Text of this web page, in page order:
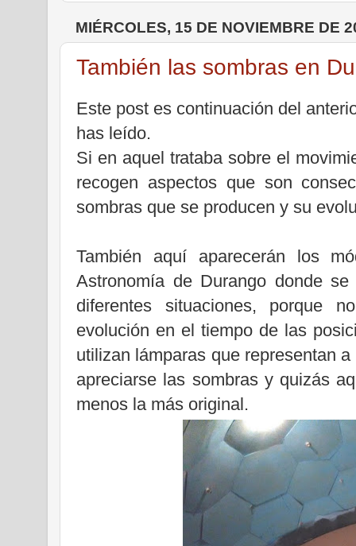
MIÉRCOLES, 15 DE NOVIEMBRE DE
También las sombras en
Este post es continuación del
has leído.
Si en aquel trataba sobre el
recogen aspectos que son
sombras que se producen y su
También aquí aparecerán los
Astronomía de Durango donde
diferentes situaciones, porque
evolución en el tiempo de las
utilizan lámparas que representan
apreciarse las sombras y quizás
menos la más original.